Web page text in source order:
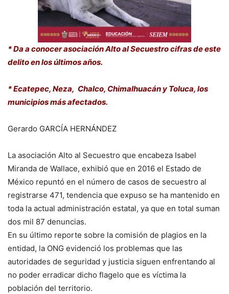
* Da a conocer asociación Alto al Secuestro cifras de este
delito en los últimos años.
* Ecatepec, Neza, Chalco, Chimalhuacán y Toluca, los
municipios más afectados.
Gerardo GARCÍA HERNÁNDEZ
La asociación Alto al Secuestro que encabeza Isabel
Miranda de Wallace, exhibió que en 2016 el Estado de
México repuntó en el número de casos de secuestro al
registrarse 471, tendencia que expuso se ha mantenido en
toda la actual administración estatal, ya que en total suman
dos mil 87 denuncias.
En su último reporte sobre la comisión de plagios en la
entidad, la ONG evidenció los problemas que las
autoridades de seguridad y justicia siguen enfrentando al
no poder erradicar dicho flagelo que es víctima la
población del territorio.